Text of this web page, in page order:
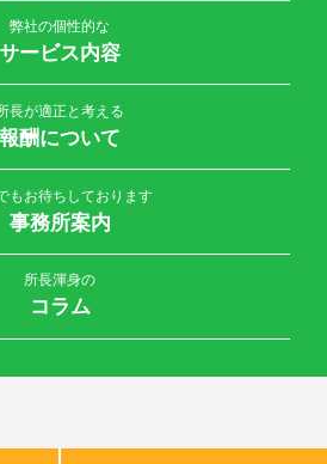
弊社の個性的な
サービス内容
長が適正と考える
報酬について
もお待ちしております
事務所案内
所長渾身の
コラム